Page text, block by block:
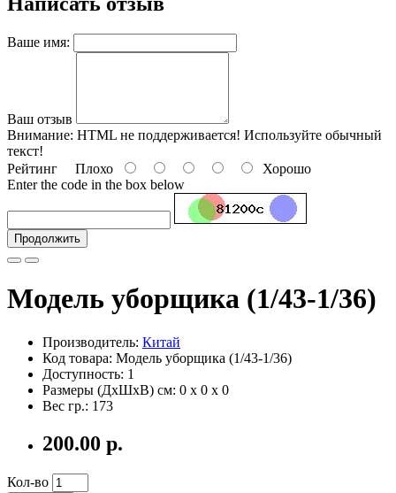
Ваше имя:
Ваш отзыв
Внимание: HTML не поддерживается! Используйте обычный
текст!
Рейтинг Плохо
Хорошо
Enter the code in the box below
Продолжить
Модель уборщика (1/43-1/36)
Производитель: Китай
Код товара: Модель уборщика (1/43-1/36)
Доступность: 1
Размеры (ДxШxВ) см: 0 x 0 x 0
Вес гр.: 173
200.00 р.
Кол-во